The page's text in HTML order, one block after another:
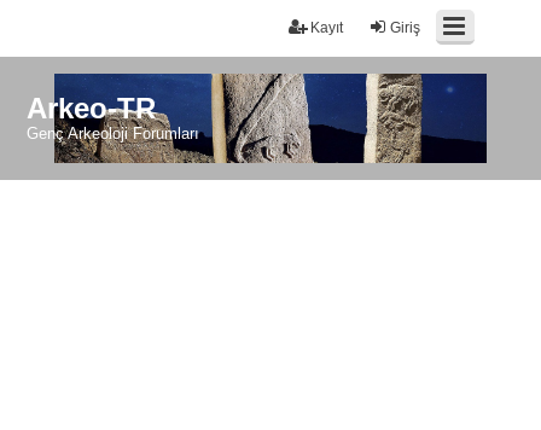
Giriş
Kayıt
Arkeo-TR
Genç Arkeoloji Forumları